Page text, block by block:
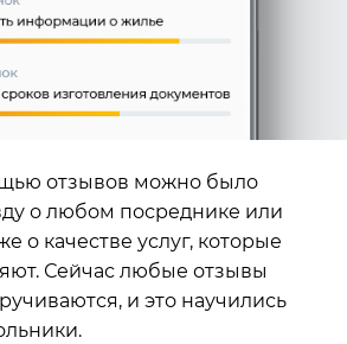
отзывов можно было
о любом посреднике или
о качестве услуг, которые
Сейчас любые отзывы
и это научились